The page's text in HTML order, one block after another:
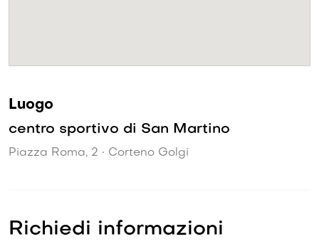
Luogo
centro sportivo di San Martino
Piazza Roma, 2 • Corteno Golgi
Richiedi informazioni